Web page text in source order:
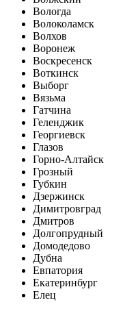
Вологда
Волоколамск
Волхов
Воронеж
Воскресенск
Воткинск
Выборг
Вязьма
Гатчина
Геленджик
Георгиевск
Глазов
Горно-Алтайск
Грозный
Губкин
Дзержинск
Димитровград
Дмитров
Долгопрудный
Домодедово
Дубна
Евпатория
Екатеринбург
Елец